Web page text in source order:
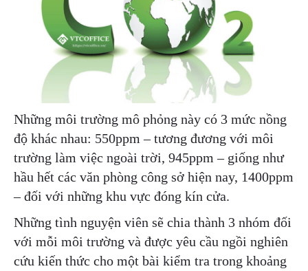
Những môi trường mô phỏng này có 3 mức nồng
độ khác nhau: 550ppm – tương đương với môi
trường làm việc ngoài trời, 945ppm – giống như
hầu hết các văn phòng công sở hiện nay, 1400ppm
– đối với những khu vực đóng kín cửa.
Những tình nguyện viên sẽ chia thành 3 nhóm đối
với mỗi môi trường và được yêu cầu ngồi nghiên
cứu kiến thức cho một bài kiểm tra trong khoảng